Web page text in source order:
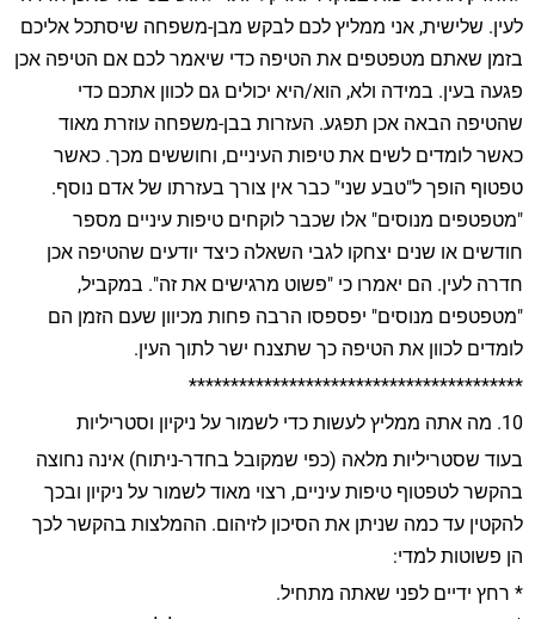
לעין. שלישית, אני ממליץ לכם לבקש מבן-משפחה שיסתכל אליכם
בזמן שאתם מטפטפים את הטיפה כדי שיאמר לכם אם הטיפה אכן
פגעה בעין. במידה ולא, הוא/היא יכולים גם לכוון אתכם כדי
שהטיפה הבאה אכן תפגע. העזרות בבן-משפחה עוזרת מאוד
כאשר לומדים לשים את טיפות העיניים, וחוששים מכך. כאשר
טפטוף הופך ל"טבע שני" כבר אין צורך בעזרתו של אדם נוסף.
"מטפטפים מנוסים" אלו שכבר לוקחים טיפות עיניים מספר
חודשים או שנים יצחקו לגבי השאלה כיצד יודעים שהטיפה אכן
חדרה לעין. הם יאמרו כי "פשוט מרגישים את זה". במקביל,
"מטפטפים מנוסים" יפספסו הרבה פחות מכיוון שעם הזמן הם
לומדים לכוון את הטיפה כך שתצנח ישר לתוך העין.
****************************************
10. מה אתה ממליץ לעשות כדי לשמור על ניקיון וסטריליות
בעוד שסטריליות מלאה (כפי שמקובל בחדר-ניתוח) אינה נחוצה
בהקשר לטפטוף טיפות עיניים, רצוי מאוד לשמור על ניקיון ובכך
להקטין עד כמה שניתן את הסיכון לזיהום. ההמלצות בהקשר לכך
הן פשוטות למדי:
* רחץ ידיים לפני שאתה מתחיל.